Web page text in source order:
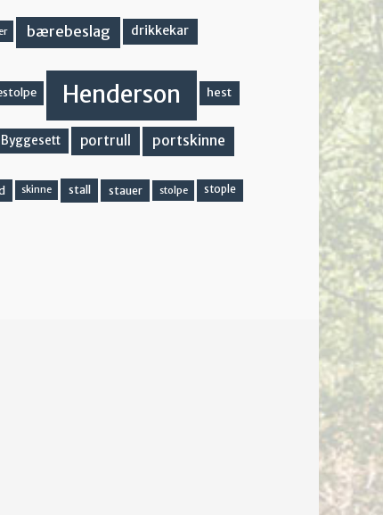
bærebeslag drikkekar
Henderson hest
portrull portskinne
skinne stall stauer stolpe stople